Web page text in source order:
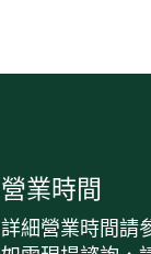
營業時間
詳細營業時間請